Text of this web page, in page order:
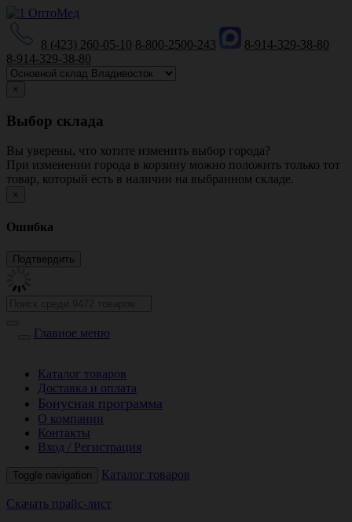
8 (423) 260-05-10 8-800-2500-243
8-914-329-38-80
8-914-329-38-80
×
Выбор склада
Вы уверены, что хотите изменить выбор города?
При изменении города в корзину можно положить только тот
товар, который есть в наличии на выбранном складе.
×
Ошибка
Главное меню
Каталог товаров
Доставка и оплата
Бонусная программа
О компании
Контакты
Вход / Регистрация
Toggle navigation Каталог товаров
Скачать прайс-лист